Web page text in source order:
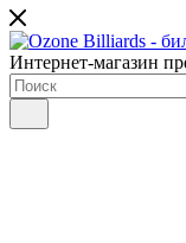
Интернет-магазин